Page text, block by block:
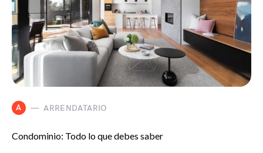
A ARRENDATARIO
Condominio: Todo lo que debes saber